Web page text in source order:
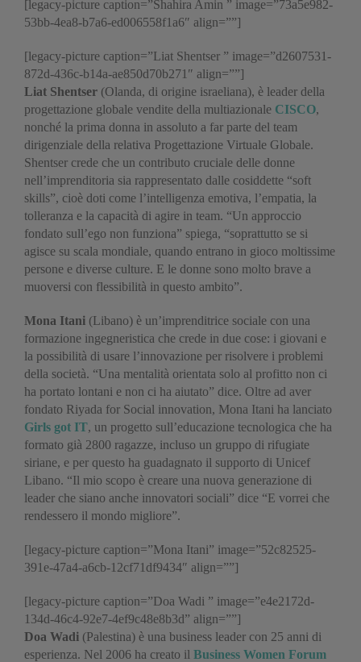
[legacy-picture caption=”Shahira Amin ” image=”73a5e982-
53bb-4ea8-b7a6-ed006558f1a6″ align=””]
[legacy-picture caption=”Liat Shentser ” image=”d2607531-
872d-436c-b14a-ae850d70b271″ align=””]
Liat Shentser (Olanda, di origine israeliana), è leader della
progettazione globale vendite della multiazionale CISCO,
nonché la prima donna in assoluto a far parte del team
dirigenziale della relativa Progettazione Virtuale Globale.
Shentser crede che un contributo cruciale delle donne
nell’imprenditoria sia rappresentato dalle cosiddette “soft
skills”, cioè doti come l’intelligenza emotiva, l’empatia, la
tolleranza e la capacità di agire in team. “Un approccio
fondato sull’ego non funziona” spiega, “soprattutto se si
agisce su scala mondiale, quando entrano in gioco moltissime
persone e diverse culture. E le donne sono molto brave a
muoversi con flessibilità in questo ambito”.
Mona Itani (Libano) è un’imprenditrice sociale con una
formazione ingegneristica che crede in due cose: i giovani e
la possibilità di usare l’innovazione per risolvere i problemi
della società. “Una mentalità orientata solo al profitto non ci
ha portato lontani e non ci ha aiutato” dice. Oltre ad aver
fondato Riyada for Social innovation, Mona Itani ha lanciato
Girls got IT, un progetto sull’educazione tecnologica che ha
formato già 2800 ragazze, incluso un gruppo di rifugiate
siriane, e per questo ha guadagnato il supporto di Unicef
Libano. “Il mio scopo è creare una nuova generazione di
leader che siano anche innovatori sociali” dice “E vorrei che
rendessero il mondo migliore”.
[legacy-picture caption=”Mona Itani” image=”52c82525-
391e-47a4-a6cb-12cf71df9434″ align=””]
[legacy-picture caption=”Doa Wadi ” image=”e4e2172d-
134d-46c4-92e7-4ef9c48e8b3d” align=””]
Doa Wadi (Palestina) è una business leader con 25 anni di
esperienza. Nel 2006 ha creato il Business Women Forum